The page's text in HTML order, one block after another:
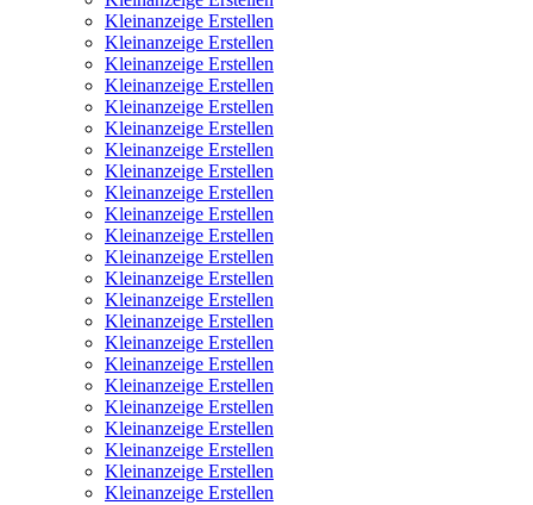
Kleinanzeige Erstellen
Kleinanzeige Erstellen
Kleinanzeige Erstellen
Kleinanzeige Erstellen
Kleinanzeige Erstellen
Kleinanzeige Erstellen
Kleinanzeige Erstellen
Kleinanzeige Erstellen
Kleinanzeige Erstellen
Kleinanzeige Erstellen
Kleinanzeige Erstellen
Kleinanzeige Erstellen
Kleinanzeige Erstellen
Kleinanzeige Erstellen
Kleinanzeige Erstellen
Kleinanzeige Erstellen
Kleinanzeige Erstellen
Kleinanzeige Erstellen
Kleinanzeige Erstellen
Kleinanzeige Erstellen
Kleinanzeige Erstellen
Kleinanzeige Erstellen
Kleinanzeige Erstellen